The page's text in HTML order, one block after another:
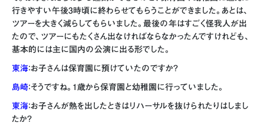
行きやすい午後3時頃に終わらせてもらうことができました。あとは、
ツアーを大きく減らしてもらいました。最後の年はすごく怪我人が出
たので、ツアーにもたくさん出なければならなかったんですけれども、
基本的には主に国内の公演に出る形でした。
東海：お子さんは保育園に預けていたのですか？
島崎：そうですね。1歳から保育園と幼稚園に行っていました。
東海：お子さんが熱を出したときはリハーサルを抜けられたりはしまし
たか？